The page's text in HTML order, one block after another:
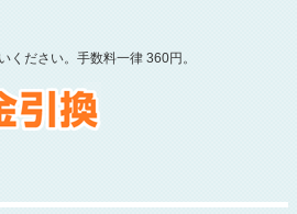
ください。手数料一律 360円。